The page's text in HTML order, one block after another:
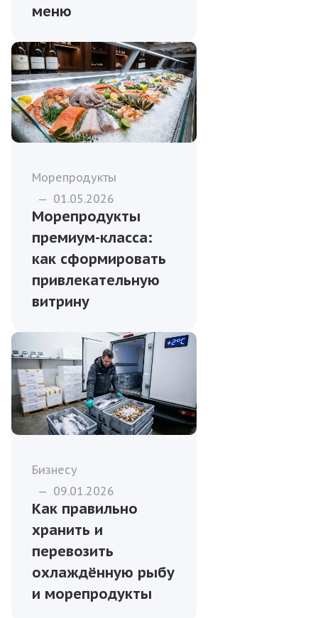
меню
Морепродукты
— 01.05.2026
Морепродукты
премиум-класса:
как сформировать
привлекательную
витрину
Бизнесу
— 09.01.2026
Как правильно
хранить и
перевозить
охлаждённую рыбу
и морепродукты